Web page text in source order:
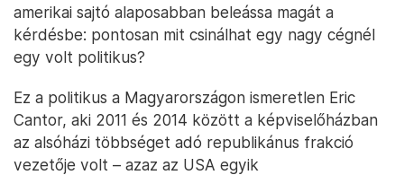
amerikai sajtó alaposabban beleássa magát a
kérdésbe: pontosan mit csinálhat egy nagy cégnél
egy volt politikus?
Ez a politikus a Magyarországon ismeretlen Eric
Cantor, aki 2011 és 2014 között a képviselőházban
az alsóházi többséget adó republikánus frakció
vezetője volt – azaz az USA egyik